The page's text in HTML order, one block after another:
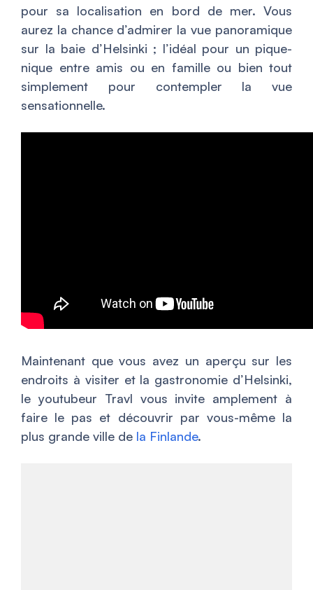
pour sa localisation en bord de mer. Vous
aurez la chance d’admirer la vue panoramique
sur la baie d’Helsinki ; l’idéal pour un pique-
nique entre amis ou en famille ou bien tout
simplement pour contempler la vue
sensationnelle.
Maintenant que vous avez un aperçu sur les
endroits à visiter et la gastronomie d’Helsinki,
le youtubeur Travl vous invite amplement à
faire le pas et découvrir par vous-même la
plus grande ville de la Finlande.